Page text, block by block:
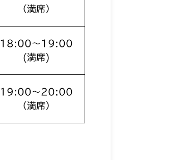
（満席）
18:00～19:00
(満席)
19:00～20:00
（満席）